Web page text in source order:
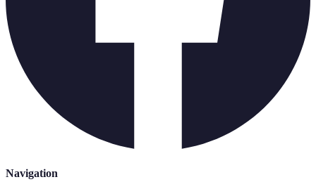
Navigation